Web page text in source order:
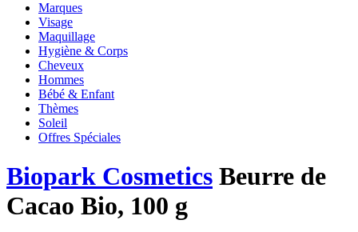
Marques
Visage
Maquillage
Hygiène & Corps
Cheveux
Hommes
Bébé & Enfant
Thèmes
Soleil
Offres Spéciales
Biopark Cosmetics Beurre de
Cacao Bio, 100 g